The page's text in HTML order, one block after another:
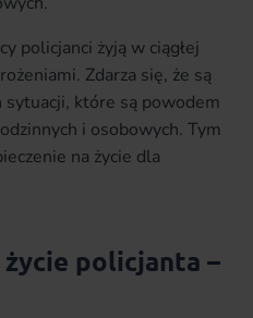
policjanci żyją w ciągłej
Zdarza się, że są
sytuacji, które są powodem
i osobowych. Tym
na życie dla
policjanta –